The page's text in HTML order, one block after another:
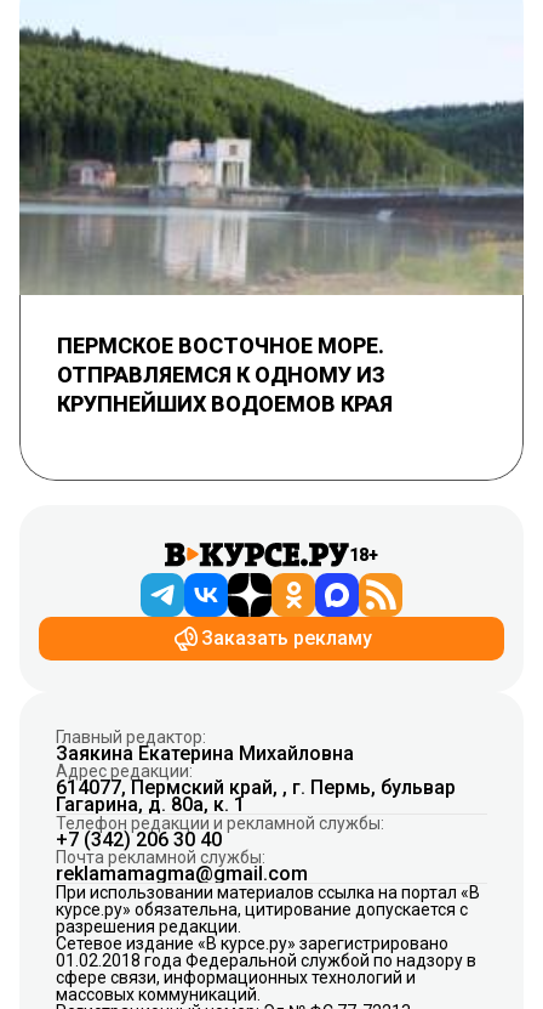
ПЕРМСКОЕ ВОСТОЧНОЕ МОРЕ.
ОТПРАВЛЯЕМСЯ К ОДНОМУ ИЗ
КРУПНЕЙШИХ ВОДОЕМОВ КРАЯ
18+
Заказать рекламу
Главный редактор:
Заякина Екатерина Михайловна
Адрес редакции:
614077, Пермский край, , г. Пермь, бульвар
Гагарина, д. 80а, к. 1
Телефон редакции и рекламной службы:
+7 (342) 206 30 40
Почта рекламной службы:
reklamamagma@gmail.com
При использовании материалов ссылка на портал «В
курсе.ру» обязательна, цитирование допускается с
разрешения редакции.
Сетевое издание «В курсе.ру» зарегистрировано
01.02.2018 года Федеральной службой по надзору в
сфере связи, информационных технологий и
массовых коммуникаций.